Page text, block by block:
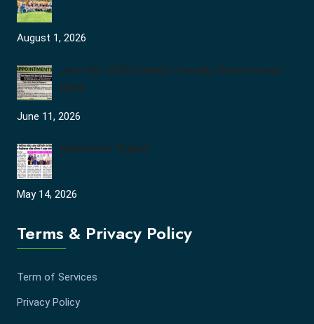
August 1, 2026
Join the JCDV Family | Faculty Recruitment
Open
June 11, 2026
University Topper
May 14, 2026
Terms & Privacy Policy
Term of Services
Privacy Policy